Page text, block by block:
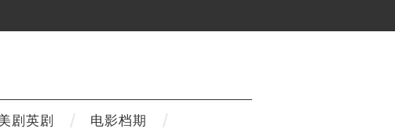
剧英剧
电影档期